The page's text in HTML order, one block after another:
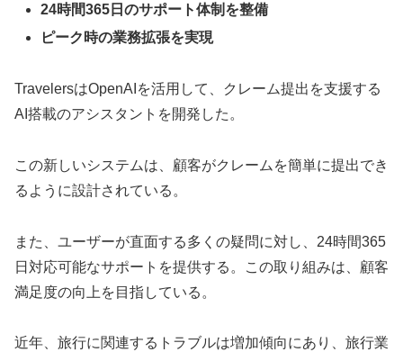
24時間365日のサポート体制を整備
ピーク時の業務拡張を実現
TravelersはOpenAIを活用して、クレーム提出を支援する
AI搭載のアシスタントを開発した。
この新しいシステムは、顧客がクレームを簡単に提出でき
るように設計されている。
また、ユーザーが直面する多くの疑問に対し、24時間365
日対応可能なサポートを提供する。この取り組みは、顧客
満足度の向上を目指している。
近年、旅行に関連するトラブルは増加傾向にあり、旅行業